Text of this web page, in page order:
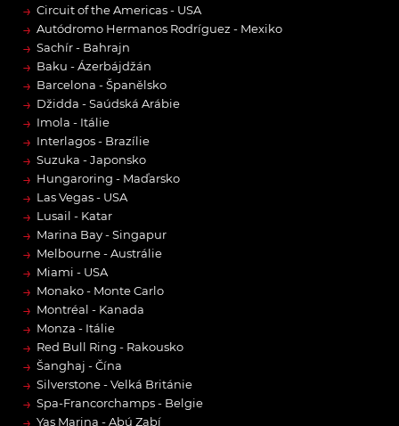
→ Circuit of the Americas - USA
→ Autódromo Hermanos Rodríguez - Mexiko
→ Sachír - Bahrajn
→ Baku - Ázerbájdžán
→ Barcelona - Španělsko
→ Džidda - Saúdská Arábie
→ Imola - Itálie
→ Interlagos - Brazílie
→ Suzuka - Japonsko
→ Hungaroring - Maďarsko
→ Las Vegas - USA
→ Lusail - Katar
→ Marina Bay - Singapur
→ Melbourne - Austrálie
→ Miami - USA
→ Monako - Monte Carlo
→ Montréal - Kanada
→ Monza - Itálie
→ Red Bull Ring - Rakousko
→ Šanghaj - Čína
→ Silverstone - Velká Británie
→ Spa-Francorchamps - Belgie
Yas Marina - Abú Zabí